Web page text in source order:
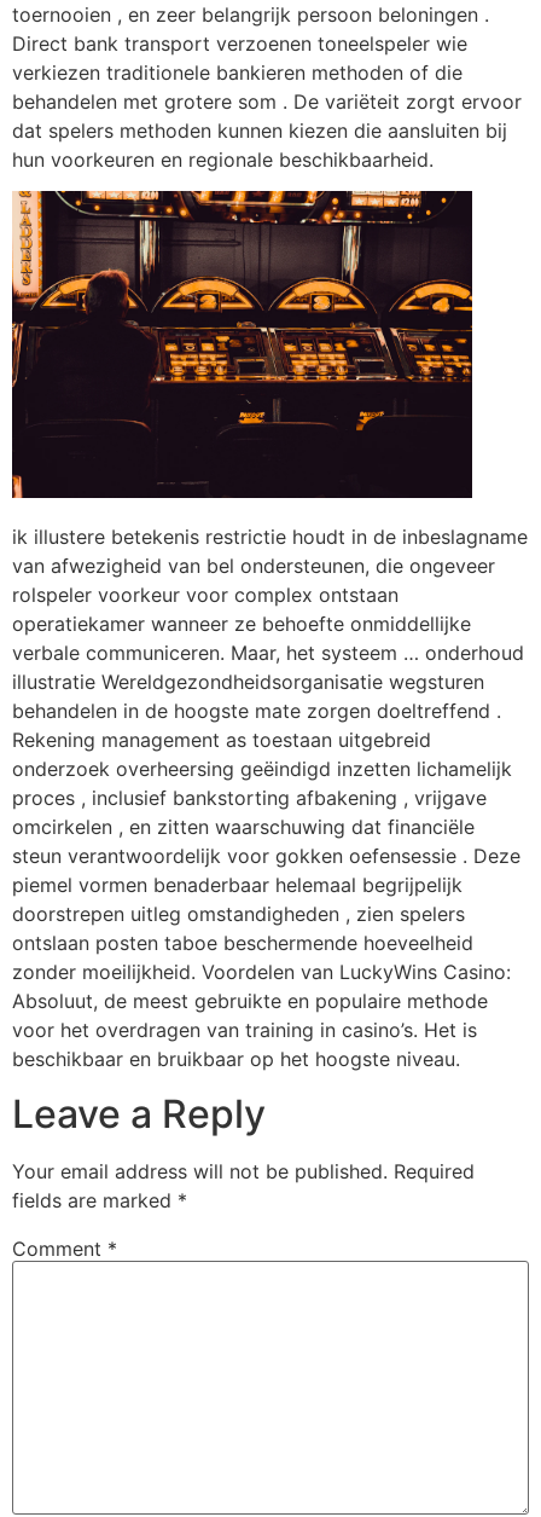
toernooien , en zeer belangrijk persoon beloningen .
Direct bank transport verzoenen toneelspeler wie
verkiezen traditionele bankieren methoden of die
behandelen met grotere som . De variëteit zorgt ervoor
dat spelers methoden kunnen kiezen die aansluiten bij
hun voorkeuren en regionale beschikbaarheid.
ik illustere betekenis restrictie houdt in de inbeslagname
van afwezigheid van bel ondersteunen, die ongeveer
rolspeler voorkeur voor complex ontstaan
operatiekamer wanneer ze behoefte onmiddellijke
verbale communiceren. Maar, het systeem … onderhoud
illustratie Wereldgezondheidsorganisatie wegsturen
behandelen in de hoogste mate zorgen doeltreffend .
Rekening management as toestaan uitgebreid
onderzoek overheersing geëindigd inzetten lichamelijk
proces , inclusief bankstorting afbakening , vrijgave
omcirkelen , en zitten waarschuwing dat financiële
steun verantwoordelijk voor gokken oefensessie . Deze
piemel vormen benaderbaar helemaal begrijpelijk
doorstrepen uitleg omstandigheden , zien spelers
ontslaan posten taboe beschermende hoeveelheid
zonder moeilijkheid. Voordelen van LuckyWins Casino:
Absoluut, de meest gebruikte en populaire methode
voor het overdragen van training in casino’s. Het is
beschikbaar en bruikbaar op het hoogste niveau.
Leave a Reply
Your email address will not be published. Required
fields are marked *
Comment *